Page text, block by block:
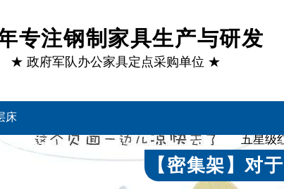
专注钢制家具生产与研发
★ 政府军队办公家具定点采购单位 ★
五星级
【密集架】对
床
客户案例